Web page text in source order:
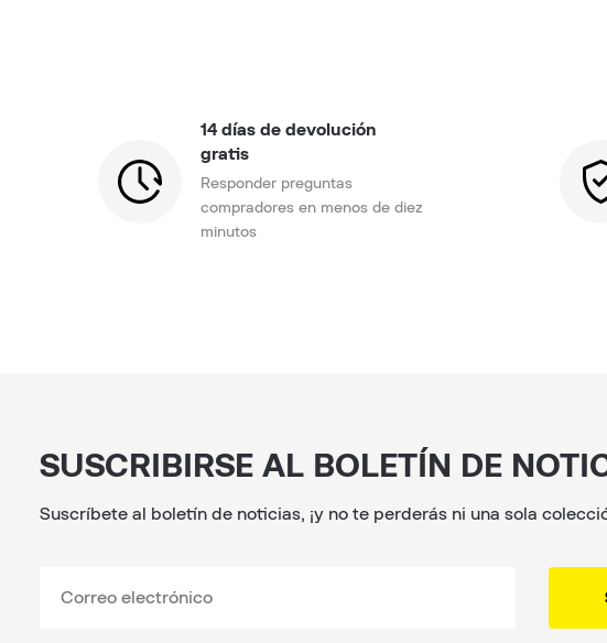
14 días de devolución
gratis
Responder preguntas
compradores en menos de diez
minutos
SUSCRIBIRSE AL BOLETÍN DE
Suscríbete al boletín de noticias, ¡y no te perderás ni una sola